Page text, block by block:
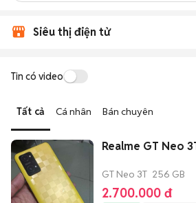
Siêu thị điện tử
Tin có video
Tất cả Cá nhân Bán chuyên
Realme GT Neo
GT Neo 3T 256 GB
2.700.000 đ